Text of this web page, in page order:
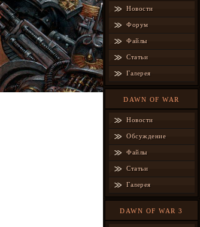
Новости
Форум
Файлы
Статьи
Галерея
DAWN OF WAR
Новости
Обсуждение
Файлы
Статьи
Галерея
DAWN OF WAR 3